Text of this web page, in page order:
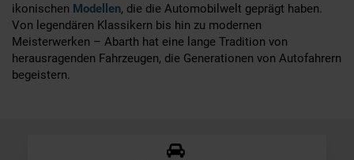
ikonischen Modellen, die die Automobilwelt geprägt haben.
Von legendären Klassikern bis hin zu modernen
Meisterwerken – Abarth hat eine lange Tradition von
herausragenden Fahrzeugen, die Generationen von Autofahrern
begeistern.